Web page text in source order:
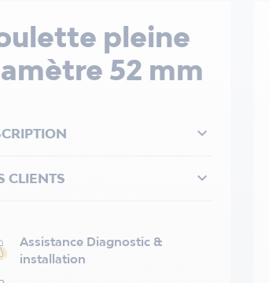
pleine
52 mm

CLIENTS 
Assistance Diagnostic &
installation